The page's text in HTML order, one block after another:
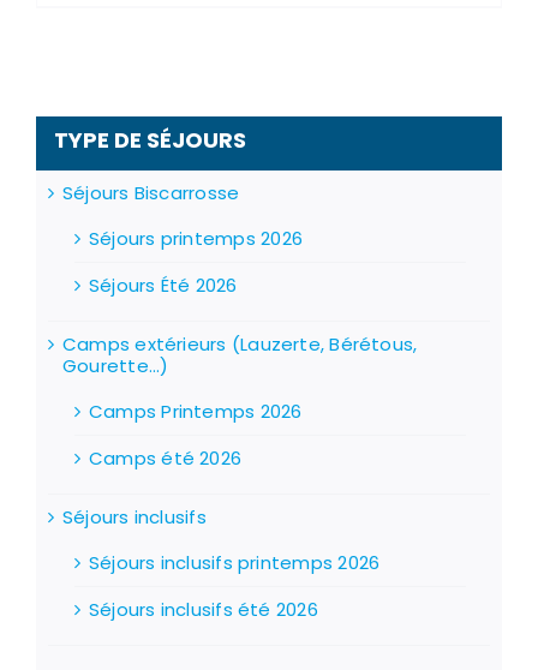
être
choisies
sur
page
produit
TYPE DE SÉJOURS
Séjours Biscarrosse
Séjours printemps 2026
Séjours Été 2026
Camps extérieurs (Lauzerte, Bérétous,
Gourette...)
Camps Printemps 2026
Camps été 2026
Séjours inclusifs
Séjours inclusifs printemps 2026
Séjours inclusifs été 2026